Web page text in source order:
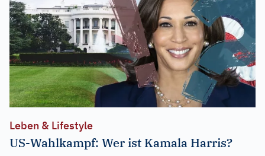
Leben & Lifestyle
US-Wahlkampf: Wer ist Kamala Harris?